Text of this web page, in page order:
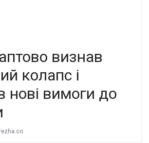
визнав
колапс і
нові вимоги до